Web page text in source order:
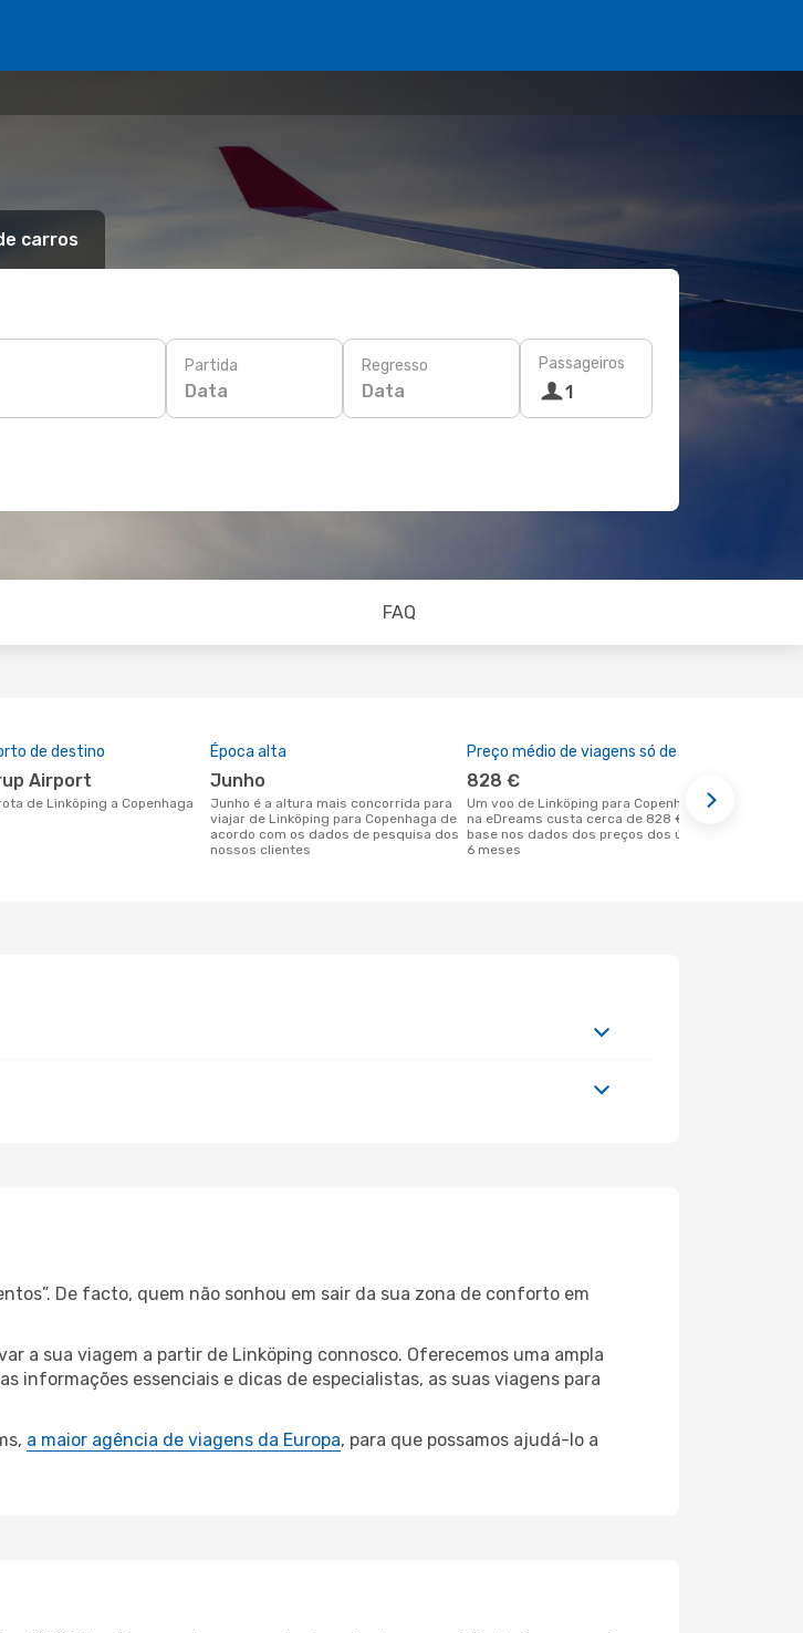
carros
Partida
Data
Regresso
Data
Passageiros
1
FAQ
de destino
Airport
rota de Linköping a Copenhaga
Época alta
junho
junho é a altura mais concorrida para
viajar de Linköping para Copenhaga de
acordo com os dados de pesquisa dos
nossos clientes
Preço médio de viagens só de ida
828 €
Um voo de Linköping para Copenhaga
na eDreams custa cerca de 828 €, com
base nos dados dos preços dos últimos
6 meses
De facto, quem não sonhou em sair da sua zona de conforto em
a sua viagem a partir de Linköping connosco. Oferecemos uma ampla
informações essenciais e dicas de especialistas, as suas viagens para
a maior agência de viagens da Europa, para que possamos ajudá-lo a